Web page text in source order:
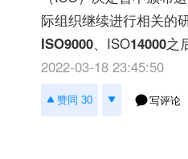
际组织继续进行相关的
ISO9000、ISO14000之
2022-03-18 23:45:50
赞同 30 写评论